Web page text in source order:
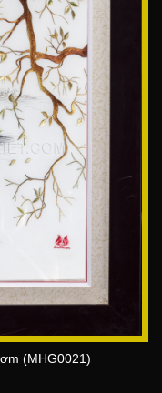
(MHG0021)